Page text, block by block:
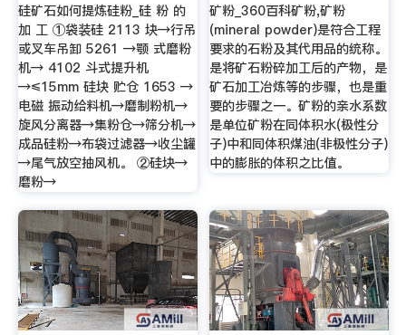
硅矿石如何提炼硅粉_硅 粉 的
加 工 ①袋装硅 2113 块→行吊
或叉车吊卸 5261 →颚 式磨粉
机→ 4102 斗式提升机
→≤15mm 硅块 贮仓 1653 →
电磁 振动给料机→磨制粉机→
旋风分离器→集粉仓→筛分机→
成品硅粉→布袋过滤器→收尘罐
→尾气放空抽风机。 ②硅块→
磨粉→
矿粉_360百科矿粉,矿粉
(mineral powder)是符合工程
要求的石粉及其代用品的统称。
是将矿石粉碎加工后的产物，是
矿石加工冶炼等的步骤，也是重
要的步骤之一。矿粉的亲水系数
是单位矿粉在同体积水(极性分
子)中和同体积煤油(非极性分子)
中的膨胀的体积之比值。